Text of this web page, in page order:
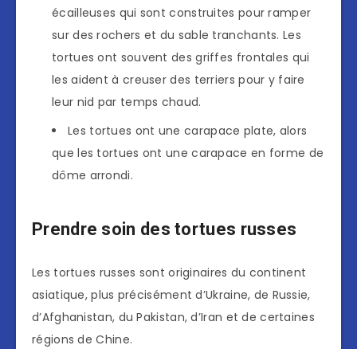
écailleuses qui sont construites pour ramper
sur des rochers et du sable tranchants. Les
tortues ont souvent des griffes frontales qui
les aident à creuser des terriers pour y faire
leur nid par temps chaud.
Les tortues ont une carapace plate, alors
que les tortues ont une carapace en forme de
dôme arrondi.
Prendre soin des tortues russes
Les tortues russes sont originaires du continent
asiatique, plus précisément d’Ukraine, de Russie,
d’Afghanistan, du Pakistan, d’Iran et de certaines
régions de Chine.